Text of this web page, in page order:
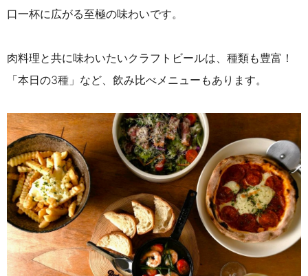
口一杯に広がる至極の味わいです。
肉料理と共に味わいたいクラフトビールは、種類も豊富！
「本日の3種」など、飲み比べメニューもあります。